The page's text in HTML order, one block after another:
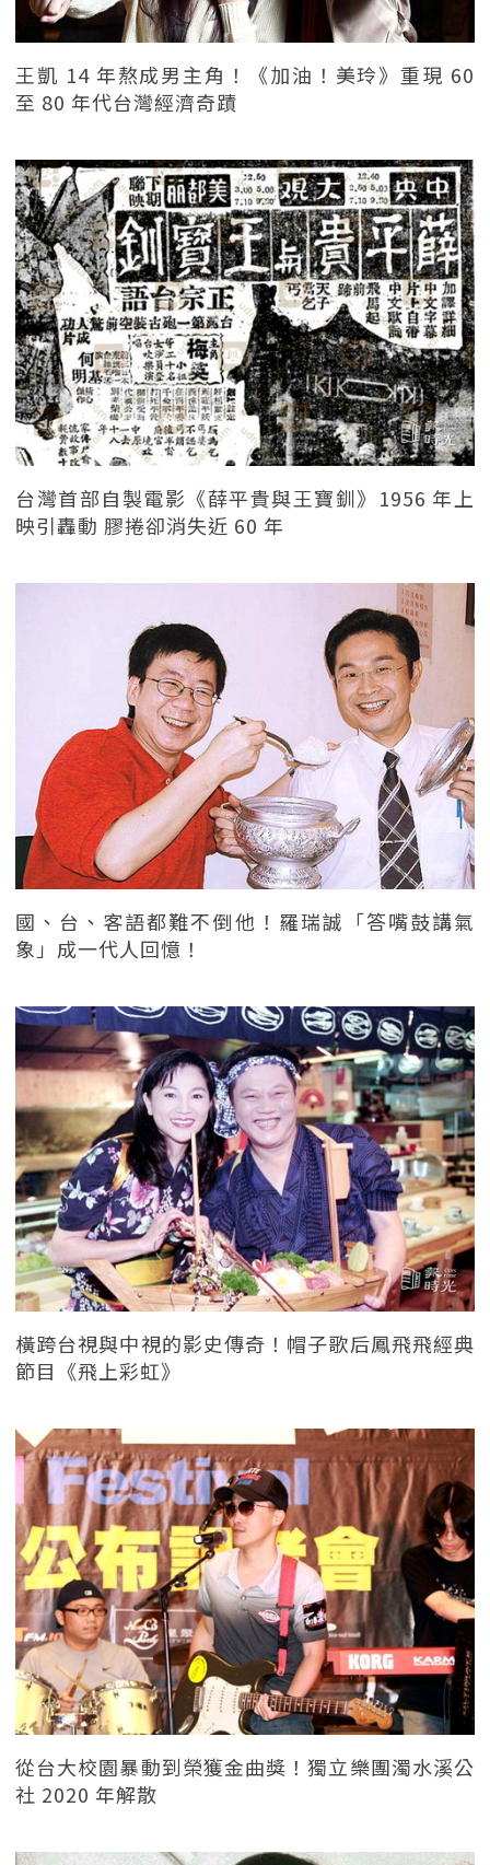
王凱 14 年熬成男主角！《加油！美玲》重現 60
至 80 年代台灣經濟奇蹟
台灣首部自製電影《薛平貴與王寶釧》1956 年上
映引轟動 膠捲卻消失近 60 年
國、台、客語都難不倒他！羅瑞誠「答嘴鼓講氣
象」成一代人回憶！
橫跨台視與中視的影史傳奇！帽子歌后鳳飛飛經典
節目《飛上彩虹》
從台大校園暴動到榮獲金曲獎！獨立樂團濁水溪公
社 2020 年解散